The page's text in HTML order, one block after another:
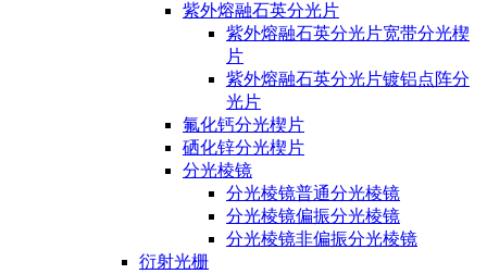
紫外熔融石英分光片
紫外熔融石英分光片宽带分光楔
片
紫外熔融石英分光片镀铝点阵分
光片
氟化钙分光楔片
硒化锌分光楔片
分光棱镜
分光棱镜普通分光棱镜
分光棱镜偏振分光棱镜
分光棱镜非偏振分光棱镜
衍射光栅